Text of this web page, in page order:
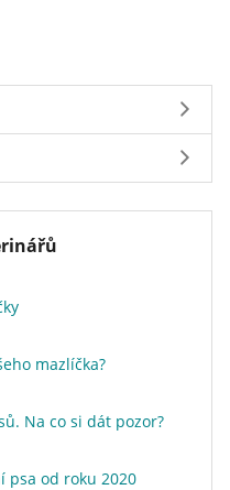
nebo jako
místě.
uzávěrem
pamlsky
mazlíčka?
Na co si dát pozor?
psa od roku 2020